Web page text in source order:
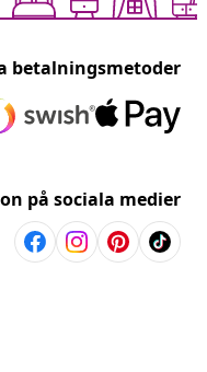
betalningsmetoder
på sociala medier